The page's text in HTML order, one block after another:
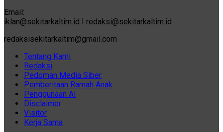
Email:
iklan@sekitarkaltim.id I redaksi@sekitarkaltim.id
redaksisekitarkaltim@gmail.com
Tentang Kami
Redaksi
Pedoman Media Siber
Pemberitaan Ramah Anak
Penggunaan AI
Disclaimer
Visitor
Kerja Sama